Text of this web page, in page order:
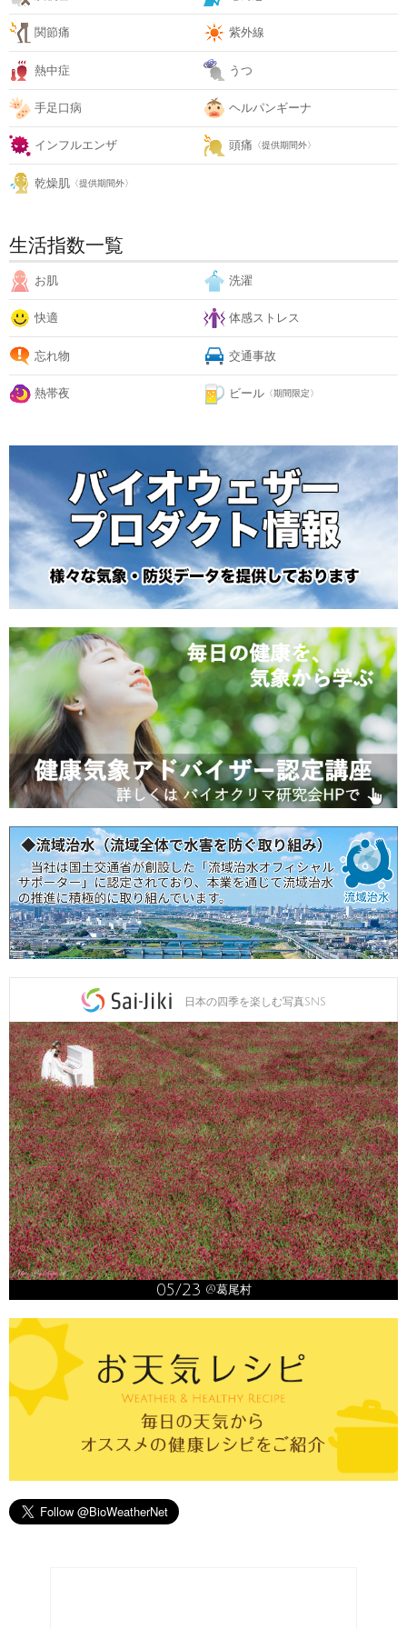
関節痛 紫外線
熱中症 うつ
手足口病 ヘルパンギーナ
インフルエンザ 頭痛 〈提供期間外〉
乾燥肌 〈提供期間外〉
生活指数一覧
お肌 洗濯
快適 体感ストレス
忘れ物 交通事故
熱帯夜 ビール 〈期間限定〉
日本の四季を楽しむ写真SNS
05/23 @葛尾村